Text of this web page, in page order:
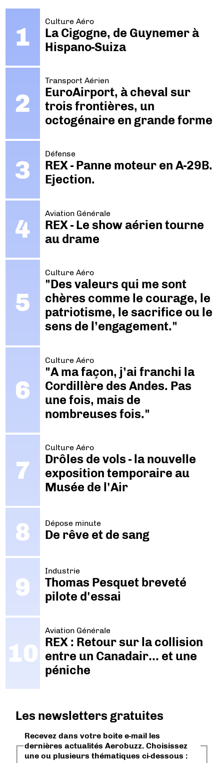
Culture Aéro
La Cigogne, de Guynemer à
Hispano-Suiza
Transport Aérien
EuroAirport, à cheval sur
trois frontières, un
octogénaire en grande forme
Défense
REX - Panne moteur en A-29B.
Ejection.
Aviation Générale
REX - Le show aérien tourne
au drame
Culture Aéro
"Des valeurs qui me sont
chères comme le courage, le
patriotisme, le sacrifice ou le
sens de l’engagement."
Culture Aéro
"A ma façon, j’ai franchi la
Cordillère des Andes. Pas
une fois, mais de
nombreuses fois."
Culture Aéro
Drôles de vols - la nouvelle
exposition temporaire au
Musée de l'Air
Dépose minute
De rêve et de sang
Industrie
Thomas Pesquet breveté
pilote d'essai
Aviation Générale
REX : Retour sur la collision
entre un Canadair… et une
péniche
Les newsletters gratuites
Recevez dans votre boite e-mail les
dernières actualités Aerobuzz. Choisissez
une ou plusieurs thématiques ci-dessous :